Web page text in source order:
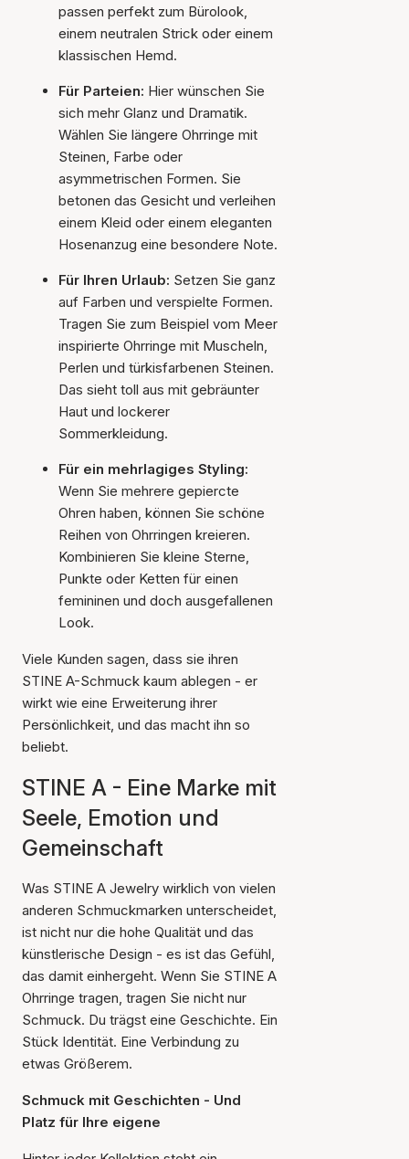
passen perfekt zum Bürolook,
einem neutralen Strick oder einem
klassischen Hemd.
Für Parteien: Hier wünschen Sie
sich mehr Glanz und Dramatik.
Wählen Sie längere Ohrringe mit
Steinen, Farbe oder
asymmetrischen Formen. Sie
betonen das Gesicht und verleihen
einem Kleid oder einem eleganten
Hosenanzug eine besondere Note.
Für Ihren Urlaub: Setzen Sie ganz
auf Farben und verspielte Formen.
Tragen Sie zum Beispiel vom Meer
inspirierte Ohrringe mit Muscheln,
Perlen und türkisfarbenen Steinen.
Das sieht toll aus mit gebräunter
Haut und lockerer
Sommerkleidung.
Für ein mehrlagiges Styling:
Wenn Sie mehrere gepiercte
Ohren haben, können Sie schöne
Reihen von Ohrringen kreieren.
Kombinieren Sie kleine Sterne,
Punkte oder Ketten für einen
femininen und doch ausgefallenen
Look.
Viele Kunden sagen, dass sie ihren
STINE A-Schmuck kaum ablegen - er
wirkt wie eine Erweiterung ihrer
Persönlichkeit, und das macht ihn so
beliebt.
STINE A - Eine Marke mit
Seele, Emotion und
Gemeinschaft
Was STINE A Jewelry wirklich von vielen
anderen Schmuckmarken unterscheidet,
ist nicht nur die hohe Qualität und das
künstlerische Design - es ist das Gefühl,
das damit einhergeht. Wenn Sie STINE A
Ohrringe tragen, tragen Sie nicht nur
Schmuck. Du trägst eine Geschichte. Ein
Stück Identität. Eine Verbindung zu
etwas Größerem.
Schmuck mit Geschichten - Und
Platz für Ihre eigene